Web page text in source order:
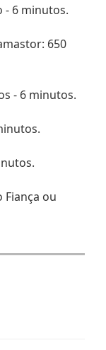
- 6 minutos.
650
- 6 minutos.
Fiança ou